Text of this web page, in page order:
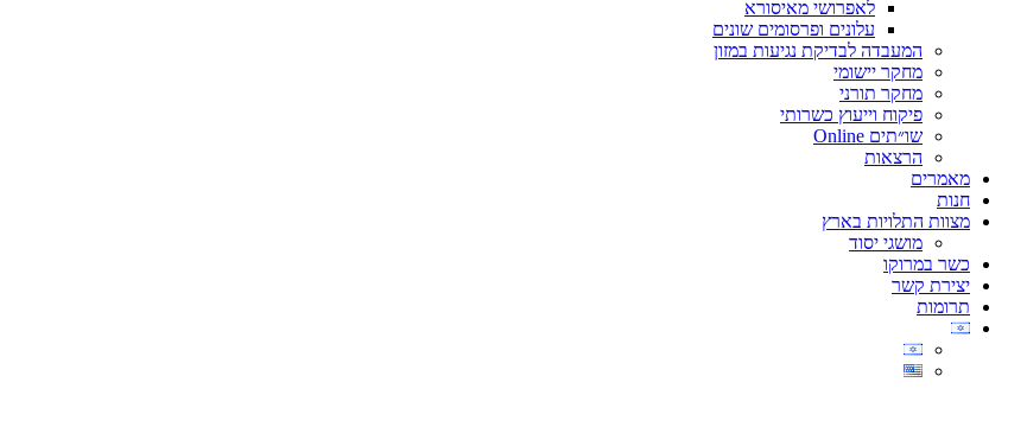
לאפרושי מאיסורא
עלונים ופרסומים שונים
המעבדה לבדיקת נגיעות במזון
מחקר יישומי
מחקר תורני
פיקוח וייעוץ כשרותי
שו״תים Online
הרצאות
מאמרים
חנות
מצוות התלויות בארץ
מושגי יסוד
כשר במרוקו
יצירת קשר
תרומות